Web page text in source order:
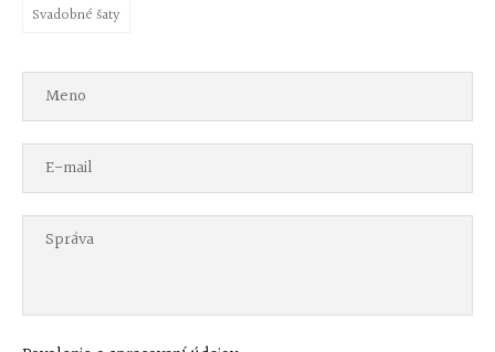
Svadobné šaty